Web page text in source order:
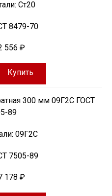
Ст20
8479-70
556 ₽
Купить
300 мм 09Г2С ГОСТ
89
09Г2С
7505-89
178 ₽